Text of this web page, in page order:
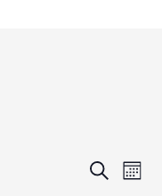
Recherche
et
de
Mois